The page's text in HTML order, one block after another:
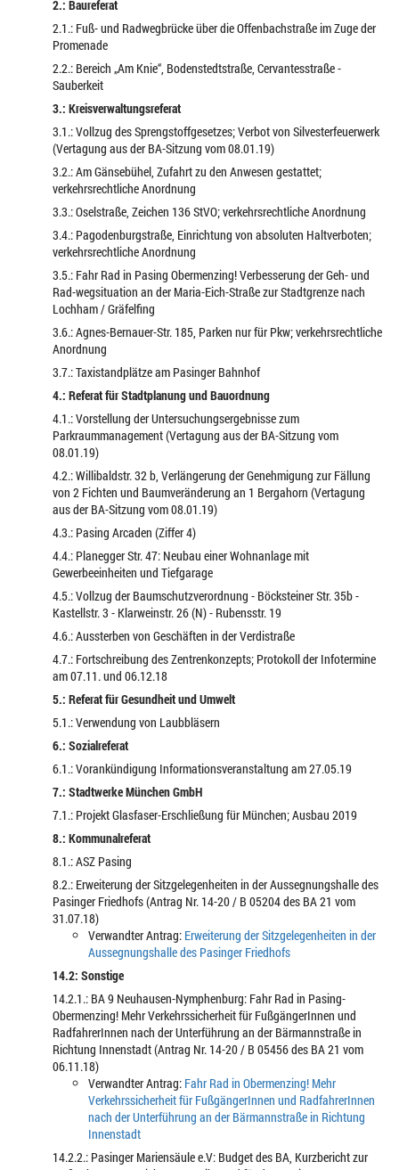
2.: Baureferat
2.1.: Fuß- und Radwegbrücke über die Offenbachstraße im Zuge der
Promenade
2.2.: Bereich „Am Knie“, Bodenstedtstraße, Cervantesstraße -
Sauberkeit
3.: Kreisverwaltungsreferat
3.1.: Vollzug des Sprengstoffgesetzes; Verbot von Silvesterfeuerwerk
(Vertagung aus der BA-Sitzung vom 08.01.19)
3.2.: Am Gänsebühel, Zufahrt zu den Anwesen gestattet;
verkehrsrechtliche Anordnung
3.3.: Oselstraße, Zeichen 136 StVO; verkehrsrechtliche Anordnung
3.4.: Pagodenburgstraße, Einrichtung von absoluten Haltverboten;
verkehrsrechtliche Anordnung
3.5.: Fahr Rad in Pasing Obermenzing! Verbesserung der Geh- und
Rad-wegsituation an der Maria-Eich-Straße zur Stadtgrenze nach
Lochham / Gräfelfing
3.6.: Agnes-Bernauer-Str. 185, Parken nur für Pkw; verkehrsrechtliche
Anordnung
3.7.: Taxistandplätze am Pasinger Bahnhof
4.: Referat für Stadtplanung und Bauordnung
4.1.: Vorstellung der Untersuchungsergebnisse zum
Parkraummanagement (Vertagung aus der BA-Sitzung vom
08.01.19)
4.2.: Willibaldstr. 32 b, Verlängerung der Genehmigung zur Fällung
von 2 Fichten und Baumveränderung an 1 Bergahorn (Vertagung
aus der BA-Sitzung vom 08.01.19)
4.3.: Pasing Arcaden (Ziffer 4)
4.4.: Planegger Str. 47: Neubau einer Wohnanlage mit
Gewerbeeinheiten und Tiefgarage
4.5.: Vollzug der Baumschutzverordnung - Böcksteiner Str. 35b -
Kastellstr. 3 - Klarweinstr. 26 (N) - Rubensstr. 19
4.6.: Aussterben von Geschäften in der Verdistraße
4.7.: Fortschreibung des Zentrenkonzepts; Protokoll der Infotermine
am 07.11. und 06.12.18
5.: Referat für Gesundheit und Umwelt
5.1.: Verwendung von Laubbläsern
6.: Sozialreferat
6.1.: Vorankündigung Informationsveranstaltung am 27.05.19
7.: Stadtwerke München GmbH
7.1.: Projekt Glasfaser-Erschließung für München; Ausbau 2019
8.: Kommunalreferat
8.1.: ASZ Pasing
8.2.: Erweiterung der Sitzgelegenheiten in der Aussegnungshalle des
Pasinger Friedhofs (Antrag Nr. 14-20 / B 05204 des BA 21 vom
31.07.18)
Verwandter Antrag: Erweiterung der Sitzgelegenheiten in der
Aussegnungshalle des Pasinger Friedhofs
14.2: Sonstige
14.2.1.: BA 9 Neuhausen-Nymphenburg: Fahr Rad in Pasing-
Obermenzing! Mehr Verkehrssicherheit für FußgängerInnen und
RadfahrerInnen nach der Unterführung an der Bärmannstraße in
Richtung Innenstadt (Antrag Nr. 14-20 / B 05456 des BA 21 vom
06.11.18)
Verwandter Antrag: Fahr Rad in Obermenzing! Mehr
Verkehrssicherheit für FußgängerInnen und RadfahrerInnen
nach der Unterführung an der Bärmannstraße in Richtung
Innenstadt
14.2.2.: Pasinger Mariensäule e.V: Budget des BA, Kurzbericht zur